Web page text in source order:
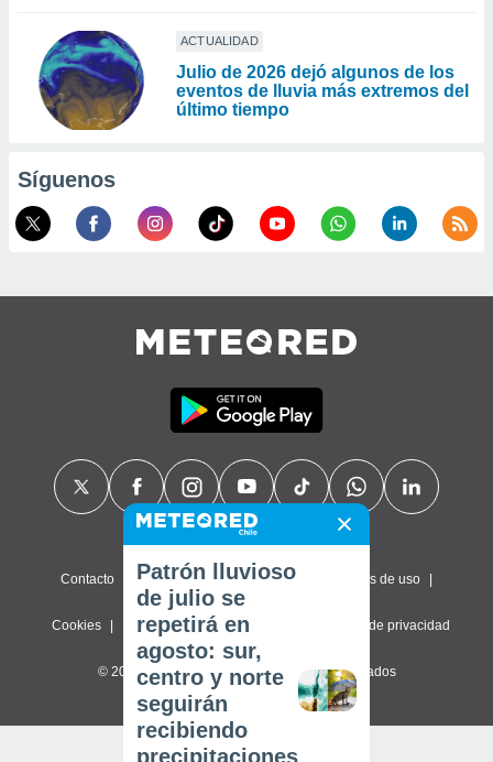
ACTUALIDAD
Julio de 2026 dejó algunos de los
eventos de lluvia más extremos del
último tiempo
Síguenos
Contacto Sobre nosotros FAQ Términos de uso
Cookies Política de privacidad Configuración de privacidad
© 2026 Meteored. Todos los derechos reservados
Patrón lluvioso
de julio se
repetirá en
agosto: sur,
centro y norte
seguirán
recibiendo
precipitaciones